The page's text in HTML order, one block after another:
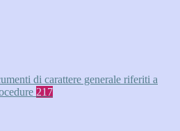
di carattere generale riferiti a
217